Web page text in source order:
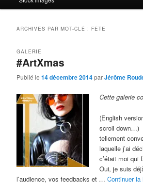
ARCHIVES PAR MOT-CLÉ : FÊTE
#ArtXmas
GALERIE
Publié le14 décembre 2014parJérôme
Cette galerie
(English
scroll down…)
tellement
laquelle j’ai
c’était moi qui
Oui, je suis
l’audience, vos feedbacks et …Continuer la